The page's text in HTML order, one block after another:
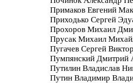
Примаков Евгений
Приходько Сергей
Прохоров Михаил
Прусак Михаил
Пугачев Сергей
Пумпянский Дмитрий
Путилин Владислав
Путин Владимир